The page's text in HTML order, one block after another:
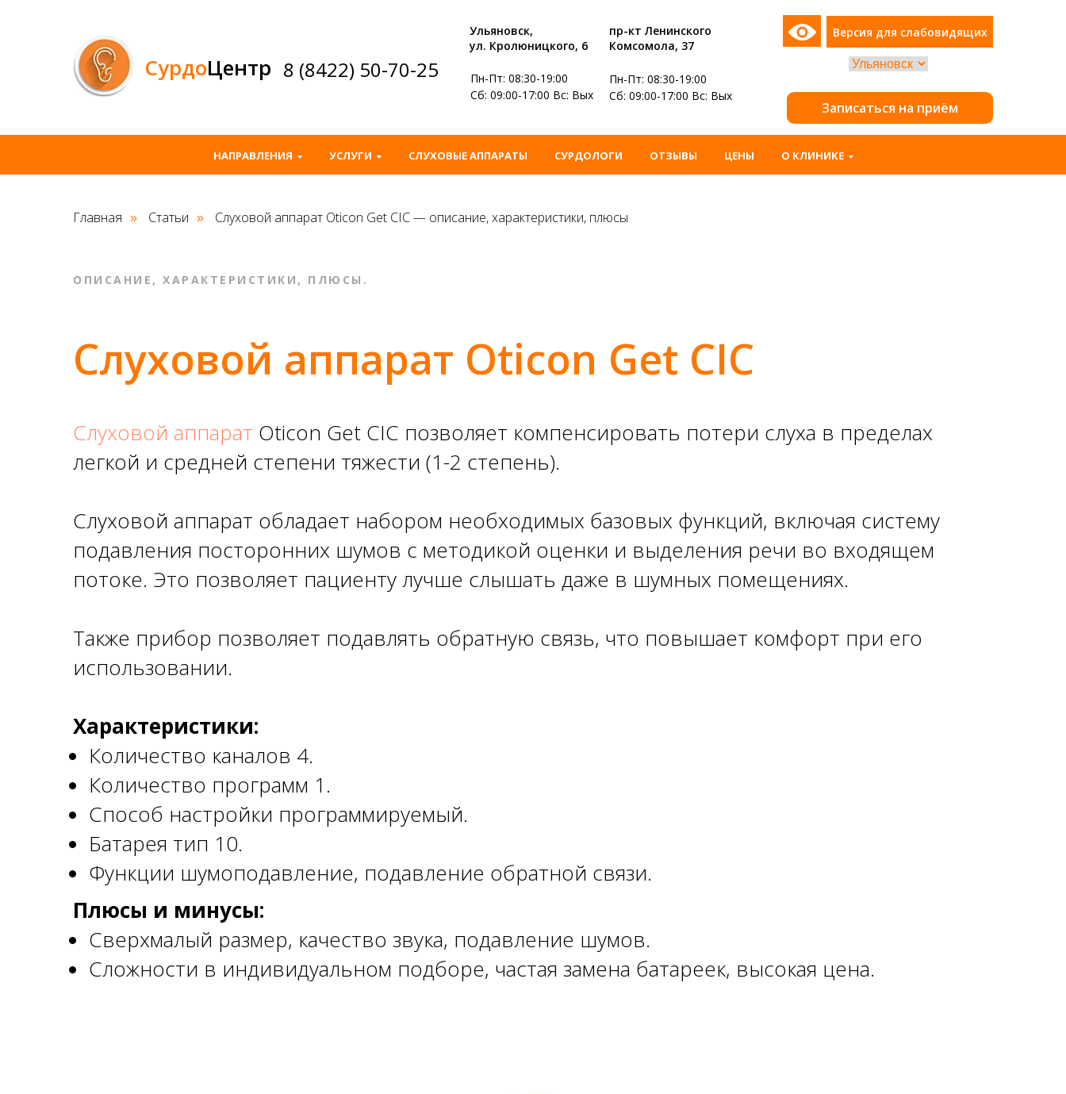
8 (8422) 50-70-25
СурдоЦентр
пр-кт Ленинского
Комсомола, 37
Пн-Пт: 08:30-19:00
Сб: 09:00-17:00 Вс: Вых
Версия для слабовидящих
Записаться на приём
Ульяновск,
ул. Кролюницкого, 6
Пн-Пт: 08:30-19:00
Сб: 09:00-17:00 Вс: Вых
НАПРАВЛЕНИЯ УСЛУГИ СЛУХОВЫЕ АППАРАТЫ СУРДОЛОГИ ОТЗЫВЫ ЦЕНЫ О КЛИНИКЕ
Главная » Статьи » Слуховой аппарат Oticon Get CIC — описание, характеристики, плюсы
ОПИСАНИЕ, ХАРАКТЕРИСТИКИ, ПЛЮСЫ.
Слуховой аппарат Oticon Get CIC
Слуховой аппарат Oticon Get CIC позволяет компенсировать потери слуха в пределах
легкой и средней степени тяжести (1-2 степень).
Слуховой аппарат обладает набором необходимых базовых функций, включая систему
подавления посторонних шумов с методикой оценки и выделения речи во входящем
потоке. Это позволяет пациенту лучше слышать даже в шумных помещениях.
Также прибор позволяет подавлять обратную связь, что повышает комфорт при его
использовании.
Характеристики:
Количество каналов 4.
Количество программ 1.
Способ настройки программируемый.
Батарея тип 10.
Функции шумоподавление, подавление обратной связи.
Плюсы и минусы:
Сверхмалый размер, качество звука, подавление шумов.
Сложности в индивидуальном подборе, частая замена батареек, высокая цена.